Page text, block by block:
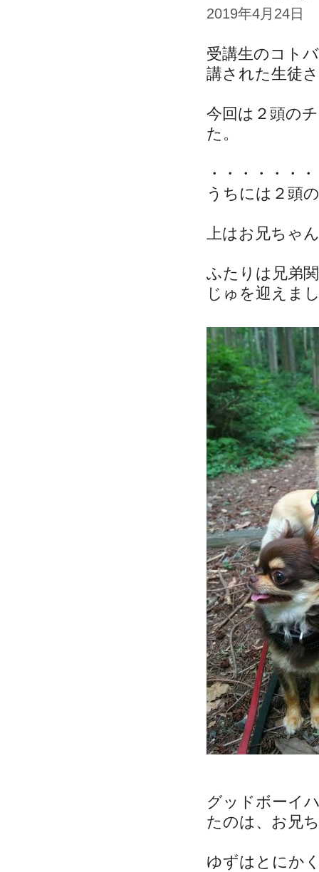
2019年4月24日
受講生のコト
講された生徒
今回は２頭の
た。
・・・・・・
うちには２頭
上はお兄ちゃ
ふたりは兄弟
じゅを迎えま
グッドボーイ
たのは、お兄
ゆずはとにか